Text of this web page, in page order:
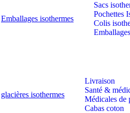
Emballages isothermes
Sacs
Pochettes
Colis
glacières isothermes
Livraison
Santé &
Médicales de
Cabas coton